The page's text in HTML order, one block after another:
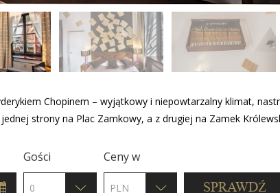
Chopinem – wyjątkowy i niepowtarzalny klimat,
strony na Plac Zamkowy, a z drugiej na Zamek
Gości Ceny w